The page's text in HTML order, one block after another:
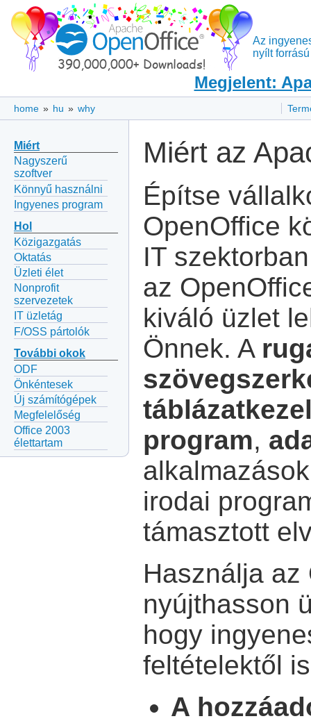
Az
nyílt
Megjelent:
home » hu » why
Miért
Nagyszerű
szoftver
Könnyű használni
Ingyenes program
Hol
Közigazgatás
Oktatás
Üzleti élet
Nonprofit
szervezetek
IT üzletág
F/OSS pártolók
További okok
ODF
Önkéntesek
Új számítógépek
Megfelelőség
Office 2003
élettartam
Miért az
Építse
OpenOffice
IT
az
kiváló üzlet
Önnek. A
program,
irodai
támasztott
Használja az
nyújthasson
hogy
feltételektől
A